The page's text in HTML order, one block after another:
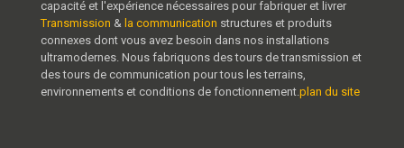
capacité et l'expérience nécessaires pour fabriquer et livrer
Transmission & la communication structures et produits
connexes dont vous avez besoin dans nos installations
ultramodernes. Nous fabriquons des tours de transmission et
des tours de communication pour tous les terrains,
environnements et conditions de fonctionnement.plan du site